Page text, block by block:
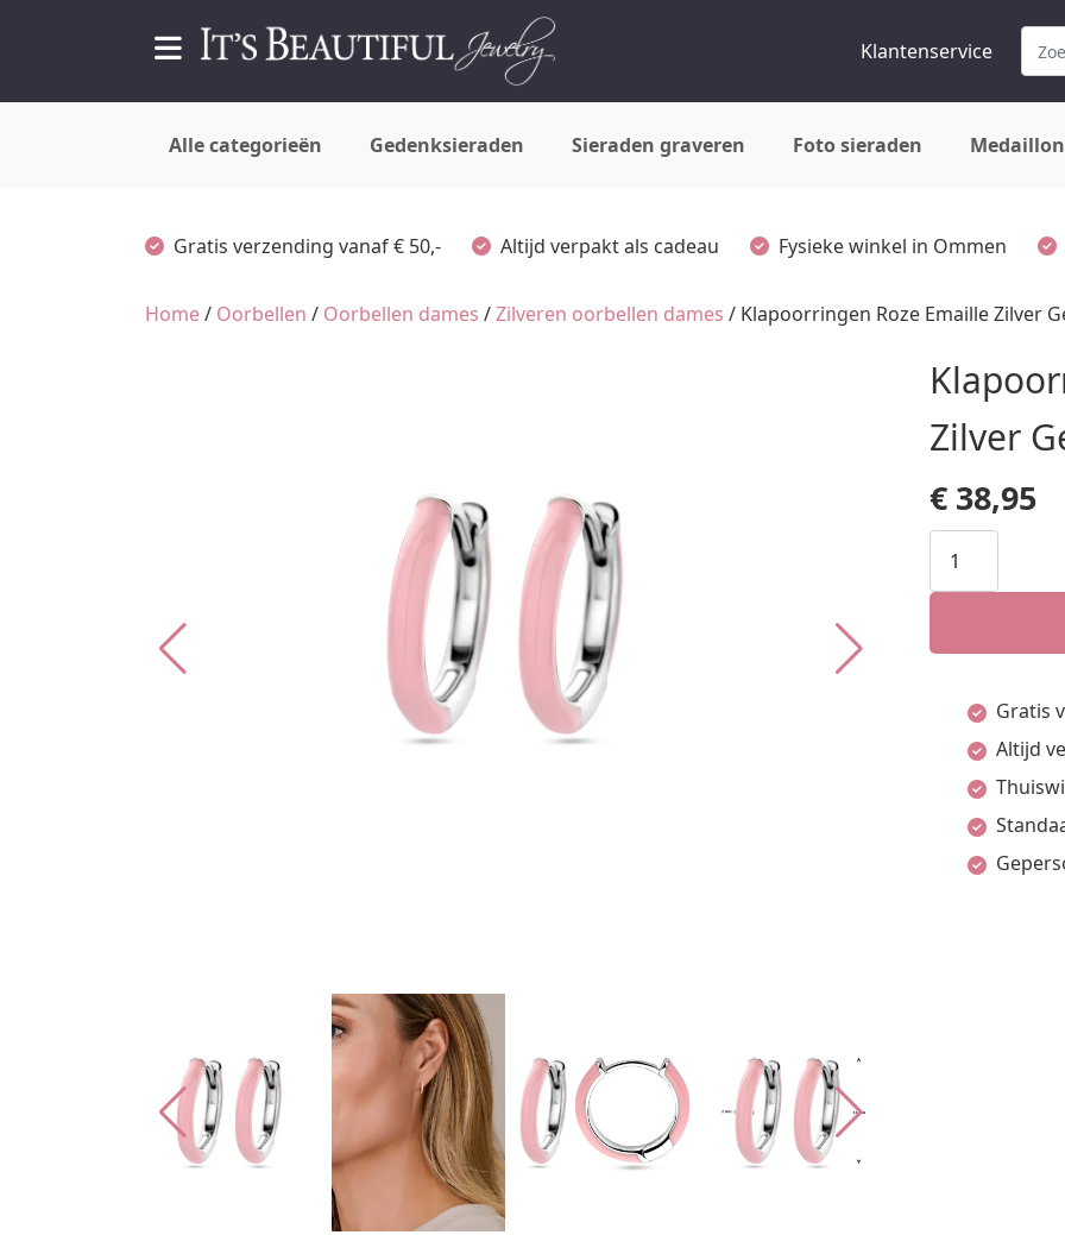
Klantenservice
Alle categorieën Gedenksieraden Sieraden graveren Foto sieraden
Gratis verzending vanaf € 50,- Altijd verpakt als cadeau Fysieke winkel in Ommen
Home/ Oorbellen / Oorbellen dames /Zilveren oorbellen dames / Klapoorringen Roze Emaille Zilver
Zilver
€ 38,95
Klapoorringen
Roze
Zilver
Gerhodineerd
aantal
Gratis
Altijd